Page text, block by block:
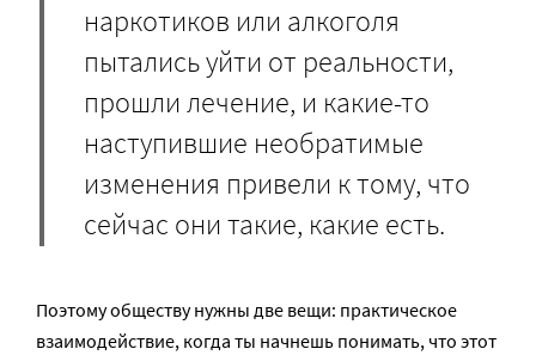
наркотиков или алкоголя
пытались уйти от реальности,
прошли лечение, и какие-то
наступившие необратимые
изменения привели к тому, что
сейчас они такие, какие есть.
Поэтому обществу нужны две вещи: практическое
взаимодействие, когда ты начнешь понимать, что этот